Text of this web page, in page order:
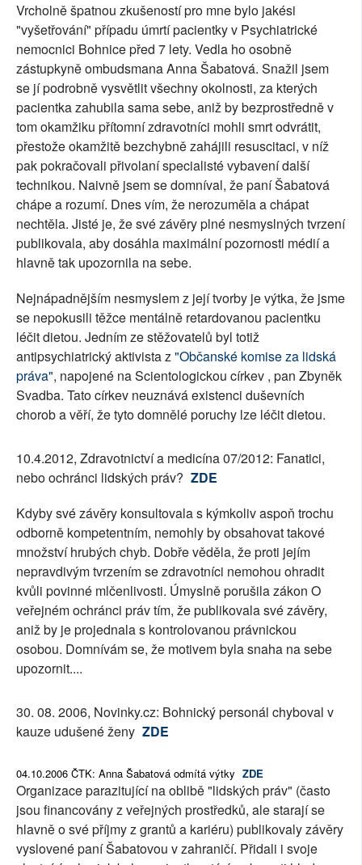
Vrcholně špatnou zkušeností pro mne bylo jakési
"vyšetřování" případu úmrtí pacientky v Psychiatrické
nemocnici Bohnice před 7 lety. Vedla ho osobně
zástupkyně ombudsmana Anna Šabatová. Snažil jsem
se jí podrobně vysvětlit všechny okolnosti, za kterých
pacientka zahubila sama sebe, aniž by bezprostředně v
tom okamžiku přítomní zdravotníci mohli smrt odvrátit,
přestože okamžitě bezchybně zahájili resuscitaci, v níž
pak pokračovali přivolaní specialisté vybavení další
technikou. Naivně jsem se domníval, že paní Šabatová
chápe a rozumí. Dnes vím, že nerozuměla a chápat
nechtěla. Jisté je, že své závěry plné nesmyslných tvrzení
publikovala, aby dosáhla maximální pozornosti médií a
hlavně tak upozornila na sebe.
Nejnápadnějším nesmyslem z její tvorby je výtka, že jsme
se nepokusili těžce mentálně retardovanou pacientku
léčit dietou. Jedním ze stěžovatelů byl totiž
antipsychiatrický aktivista z"Občanské komise za lidská
práva", napojené na Scientologickou církev , pan Zbyněk
Svadba. Tato církev neuznává existenci duševních
chorob a věří, že tyto domnělé poruchy lze léčit dietou.
10.4.2012, Zdravotnictví a medicína 07/2012: Fanatici,
nebo ochránci lidských práv? ZDE
Kdyby své závěry konsultovala s kýmkoliv aspoň trochu
odborně kompetentním, nemohly by obsahovat takové
množství hrubých chyb. Dobře věděla, že proti jejím
nepravdivým tvrzením se zdravotníci nemohou ohradit
kvůli povinné mlčenlivosti. Úmyslně porušila zákon O
veřejném ochránci práv tím, že publikovala své závěry,
aniž by je projednala s kontrolovanou právnickou
osobou. Domnívám se, že motivem byla snaha na sebe
upozornit....
30. 08. 2006, Novinky.cz: Bohnický personál chyboval v
kauze udušené ženy ZDE
04.10.2006 ČTK: Anna Šabatová odmítá výtky ZDE
Organizace parazitující na oblibě "lidských práv" (často
jsou financovány z veřejných prostředků, ale starají se
hlavně o své příjmy z grantů a kariéru) publikovaly závěry
vyslovené paní Šabatovou v zahraničí. Přidali i svoje